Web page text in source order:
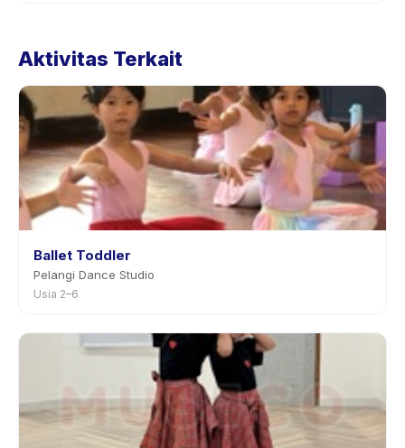
aplikasi. Kebanyakan penyedia mengizinkan
sebelumnya.
Aktivitas Terkait
Ballet Toddler
Pelangi Dance Studio
Usia 2–6